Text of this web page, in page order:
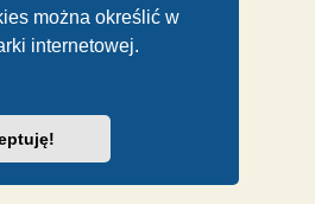
można określić w
internetowej.